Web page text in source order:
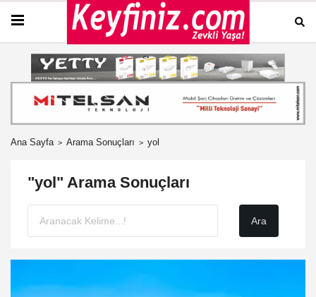
Ana Sayfa Arama Sonuçları yol
"yol" Arama Sonuçları